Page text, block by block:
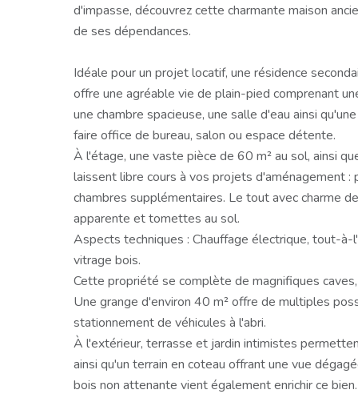
d'impasse, découvrez cette charmante maison
de ses dépendances.
Idéale pour un projet locatif, une résidence
offre une agréable vie de plain-pied comprenant
une chambre spacieuse, une salle d'eau ainsi
faire office de bureau, salon ou espace détente.
À l'étage, une vaste pièce de 60 m² au sol, ainsi
laissent libre cours à vos projets d'aménagement :
chambres supplémentaires. Le tout avec charme
apparente et tomettes au sol.
Aspects techniques : Chauffage électrique, tout-
vitrage bois.
Cette propriété se complète de magnifiques
Une grange d'environ 40 m² offre de multiples
stationnement de véhicules à l'abri.
À l'extérieur, terrasse et jardin intimistes
ainsi qu'un terrain en coteau offrant une vue
bois non attenante vient également enrichir ce bien.